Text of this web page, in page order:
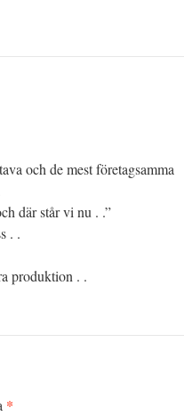
och de mest företagsamma
där står vi nu . .”
. .
produktion . .
*